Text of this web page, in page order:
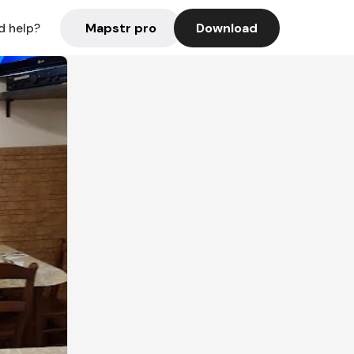
help? Mapstr pro Download